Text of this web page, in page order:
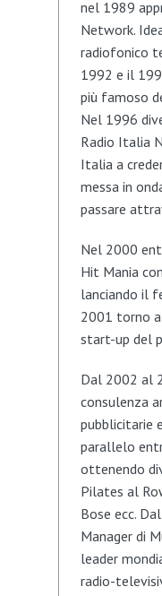
nel 1989
Network.
radiofonico
1992 e il
più famoso
Nel 1996
Radio Italia
Italia a
messa in
passare
Nel 2000
Hit Mania
lanciando il
2001 torno
start-up del
Dal 2002 al
consulenza
pubblicitarie
parallelo
ottenendo
Pilates al
Bose ecc.
Manager di
leader
radio-